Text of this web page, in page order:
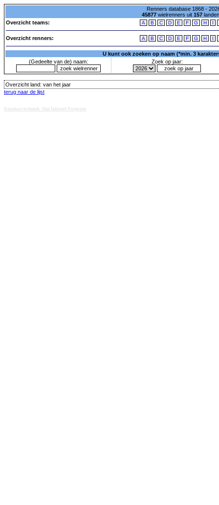
Renners database 1868 -
45877wielrenners uit 157
Overzicht teams:
A B C D E F G H I
Overzicht renners: A B C D E F G H I
U kunt ook zoeken op naam (*min. 3
(Gedeelte van de) naam:
Zoek op jaar:
Overzicht land: van het jaar
terug naar de lijst
Database techniek: Sini Internet Projecten